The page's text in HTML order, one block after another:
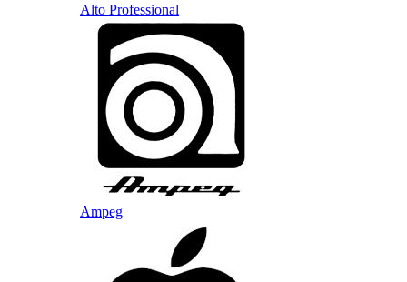
Alto Professional
Ampeg